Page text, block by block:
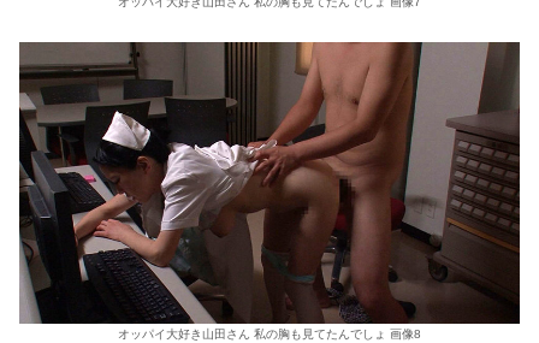
オッパイ大好き山田さん 私の胸も見てたんでしょ 画像8